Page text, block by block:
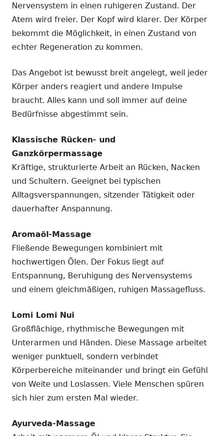
Nervensystem in einen ruhigeren Zustand. Der
Atem wird freier. Der Kopf wird klarer. Der Körper
bekommt die Möglichkeit, in einen Zustand von
echter Regeneration zu kommen.
Das Angebot ist bewusst breit angelegt, weil jeder
Körper anders reagiert und andere Impulse
braucht. Alles kann und soll immer auf deine
Bedürfnisse abgestimmt sein.
Klassische Rücken- und
Ganzkörpermassage
Kräftige, strukturierte Arbeit an Rücken, Nacken
und Schultern. Geeignet bei typischen
Alltagsverspannungen, sitzender Tätigkeit oder
dauerhafter Anspannung.
Aromaöl-Massage
Fließende Bewegungen kombiniert mit
hochwertigen Ölen. Der Fokus liegt auf
Entspannung, Beruhigung des Nervensystems
und einem gleichmäßigen, ruhigen Massagefluss.
Lomi Lomi Nui
Großflächige, rhythmische Bewegungen mit
Unterarmen und Händen. Diese Massage arbeitet
weniger punktuell, sondern verbindet
Körperbereiche miteinander und bringt ein Gefühl
von Weite und Loslassen. Viele Menschen spüren
sich hier zum ersten Mal wieder.
Ayurveda-Massage